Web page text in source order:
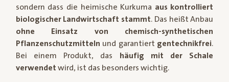
sondern dass die heimische Kurkuma aus kontrolliert
biologischer Landwirtschaft stammt. Das heißt Anbau
ohne Einsatz von chemisch-synthetischen
Pflanzenschutzmitteln und garantiert gentechnikfrei.
Bei einem Produkt, das häufig mit der Schale
verwendet wird, ist das besonders wichtig.